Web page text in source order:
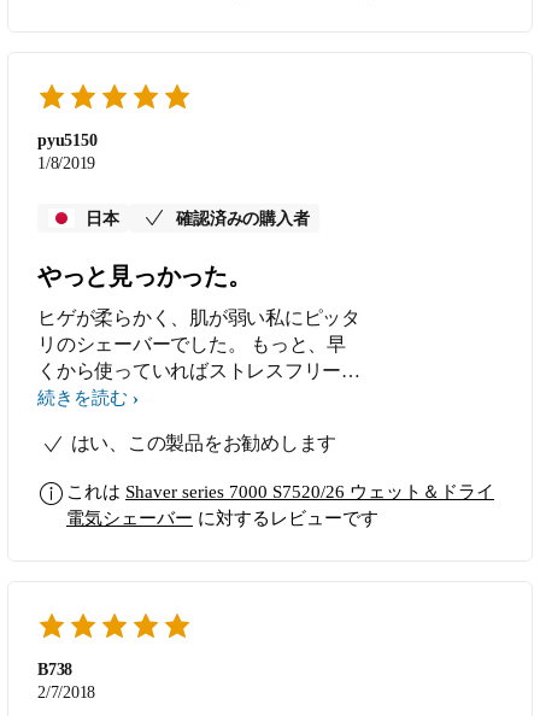
pyu5150
1/8/2019
日本 確認済みの購入者
やっと見っかった。
ヒゲが柔らかく、肌が弱い私にピッタ
リのシェーバーでした。 もっと、早
くから使っていればストレスフリーだ
ったのに。
続きを読む
はい、この製品をお勧めします
これは Shaver series 7000 S7520/26 ウェット＆ドライ
電気シェーバー に対するレビューです
B738
2/7/2018